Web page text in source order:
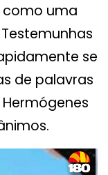
uma
se
de palavras